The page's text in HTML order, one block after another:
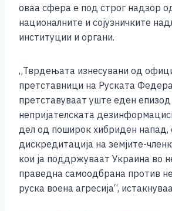
оваа сфера е под строг надзор
националните и сојузничките
институции и органи.
„Тврдењата изнесувани од
претставници на Руската
претставуваат уште еден
непријателската
дел од поширок хибриден напад,
дискредитација на земјите-
кои ја поддржуваат Украина во
праведна самоодбрана против
руска воена агресија“,